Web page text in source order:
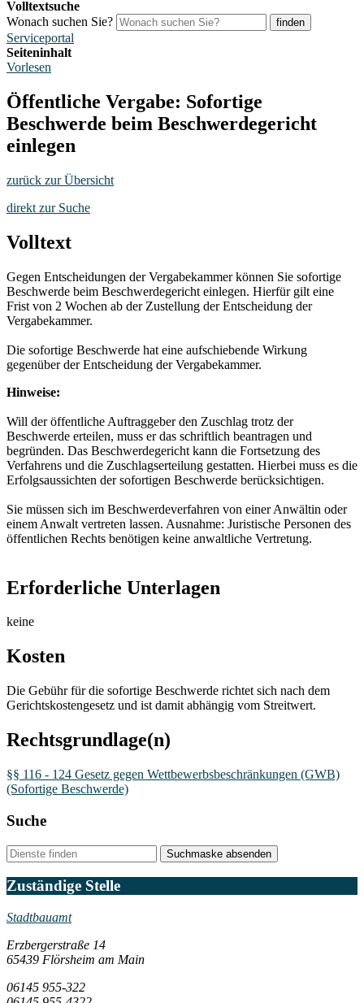
Volltextsuche
Wonach suchen Sie?
finden
Serviceportal
Seiteninhalt
Vorlesen
Öffentliche Vergabe: Sofortige
Beschwerde beim Beschwerdegericht
einlegen
zurück zur Übersicht
direkt zur Suche
Volltext
Gegen Entscheidungen der Vergabekammer können Sie sofortige
Beschwerde beim Beschwerdegericht einlegen. Hierfür gilt eine
Frist von 2 Wochen ab der Zustellung der Entscheidung der
Vergabekammer.
Die sofortige Beschwerde hat eine aufschiebende Wirkung
gegenüber der Entscheidung der Vergabekammer.
Hinweise:
Will der öffentliche Auftraggeber den Zuschlag trotz der
Beschwerde erteilen, muss er das schriftlich beantragen und
begründen. Das Beschwerdegericht kann die Fortsetzung des
Verfahrens und die Zuschlagserteilung gestatten. Hierbei muss es die
Erfolgsaussichten der sofortigen Beschwerde berücksichtigen.
Sie müssen sich im Beschwerdeverfahren von einer Anwältin oder
einem Anwalt vertreten lassen. Ausnahme: Juristische Personen des
öffentlichen Rechts benötigen keine anwaltliche Vertretung.
Erforderliche Unterlagen
keine
Kosten
Die Gebühr für die sofortige Beschwerde richtet sich nach dem
Gerichtskostengesetz und ist damit abhängig vom Streitwert.
Rechtsgrundlage(n)
§§ 116 - 124 Gesetz gegen Wettbewerbsbeschränkungen (GWB)
(Sofortige Beschwerde)
Suche
Suchmaske absenden
Zuständige Stelle
Stadtbauamt
Erzbergerstraße 14
65439 Flörsheim am Main
06145 955-322